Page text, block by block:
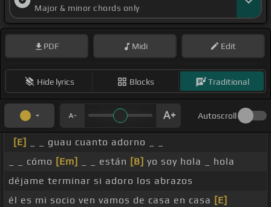
Major & minor chords only
PDF Midi Edit
Hide lyrics Blocks Traditional
Autoscroll
[E]
_ _ guau cuanto adorno _ _
_ _ cómo [Em] _ _ están [B] yo soy hola _ hola
déjame terminar si adoro los abrazos
él es mi socio ven vamos de casa en casa [E]